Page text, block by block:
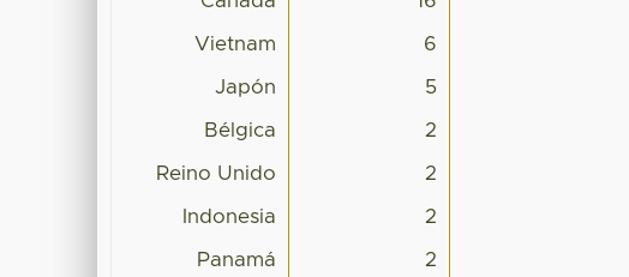
Vietnam 6
Japón 5
Bélgica 2
Reino Unido 2
Indonesia 2
Panamá 2